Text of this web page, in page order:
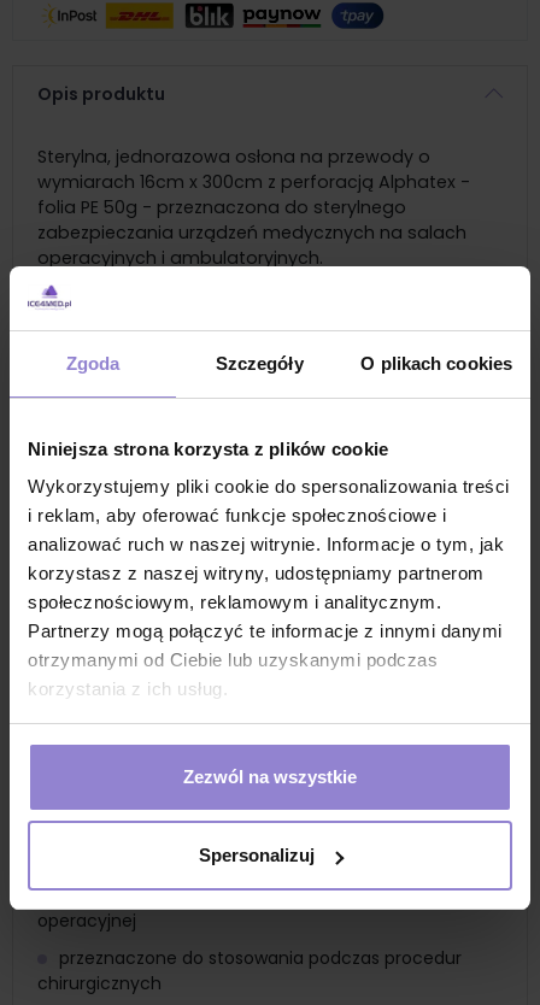
Zgoda Szczegóły O plikach cookies
Niniejsza strona korzysta z plików cookie
Wykorzystujemy pliki cookie do spersonalizowania treści
i reklam, aby oferować funkcje społecznościowe i
analizować ruch w naszej witrynie. Informacje o tym, jak
korzystasz z naszej witryny, udostępniamy partnerom
społecznościowym, reklamowym i analitycznym.
Partnerzy mogą połączyć te informacje z innymi danymi
otrzymanymi od Ciebie lub uzyskanymi podczas
korzystania z ich usług.
Zezwól na wszystkie
Spersonalizuj
Opis produktu
Sterylna, jednorazowa osłona na przewody o
wymiarach 16cm x 300cm z perforacją Alphatex -
folia PE 50g - przeznaczona do sterylnego
zabezpieczania urządzeń medycznych na salach
operacyjnych i ambulatoryjnych.
To jest wyrób medyczny. Używaj go zgodnie z instrukcją
używania lub etykietą.
To jest wyrób przeznaczony do stosowania przez
Charakterystyka
osłona na przewody
nieprzemakalna na całej powierzchni
na jednym końcu kartonowy sztywnik z
oznaczeniem kierunku rozwijania osłony
na drugim końcu perforacja umożliwiająca
wysunięcie przewodu
na obu końcach osłony po jednym przylepcu
umożliwiające fiksacje folii
stanowi barierę przed przenikaniem drobnoustrojów
sterylna, jednorazowego użytku, niepalna, niepyląca,
osłony przeznaczone do stosowania w obrębie sali
operacyjnej
przeznaczone do stosowania podczas procedur
chirurgicznych